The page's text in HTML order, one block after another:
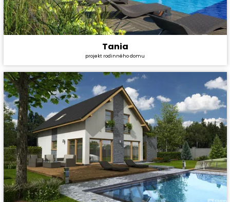
Dispozice:
5+1
Užitná plocha:
180,34 m²
Tania
projekt rodinného domu